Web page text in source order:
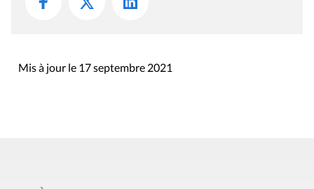
Mis à jour le 17 septembre 2021